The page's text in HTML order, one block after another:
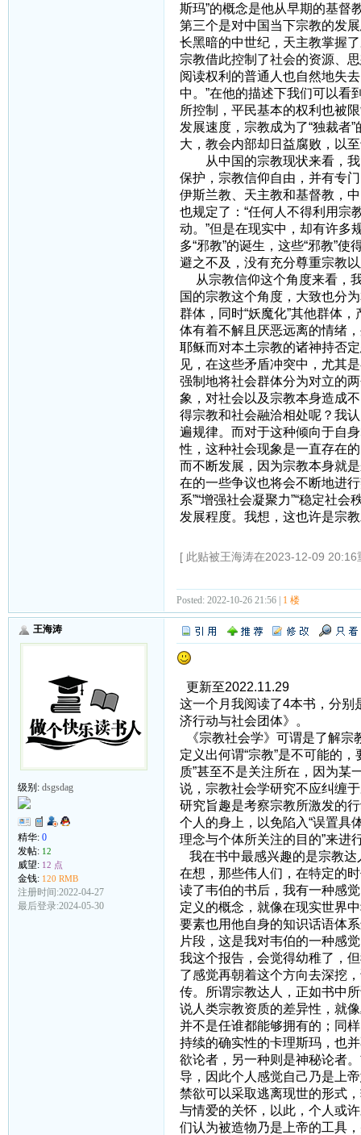
斯玛”的概念是他从早期的基督
第三个是对中国当下宗教的发
长黑暗的中世纪，天主教掌握
宗教借此控制了社会的资源、
阅读权利的普通人也自然地失
中。”在他的描述下我们可以看
所控制，平民基本的权利也被
发展速度，宗教成为了“独裁者
大，教会内部却日益腐败，以
从中国的宗教现状来看，我
保护，宗教信仰自由，并有专
伊斯兰教、天主教和基督教，
也规定了：“任何人不得利用宗
动。”但是在现实中，却有许多
多“邪教”的诞生，这些“邪教”
避之不及，没有充分尊重宗教
从宗教信仰这个角度来看，
国的宗教这个角度，大致也分
群体，同时“妖魔化”其他群体
体有着不解且厌恶远离的情绪
耶稣而对本土宗教的诸神持否
见，在这些矛盾冲突中，尤其
强制地将社会群体分为对立的
象，对社会以及宗教本身造成
得宗教和社会融洽相处呢？我
遍规律。而对于这种倾向于自
性，这种社会现象是一直存在
而不断发展，因为宗教本身就
在的一些争议也将会不断地进
系”“增强社会凝聚力”“稳定社
发展程度。我想，这也许是宗
[ 此贴被王海涛在2023-12-09 20:16
Posted: 2022-10-26 21:56 | 1 楼
王海涛
级别: dsgsdag
精华: 0
发帖: 12
威望: 12 点
金钱: 120 RMB
注册时间:2022-04-27
最后登录:2024-05-30
更新至2022.11.29
这一个月我阅读了4本书，分别
济行动与社会团体》。
《宗教社会学》可谓是了解宗
定义出何谓“宗教”是不可能的
质”甚至不是关注所在，因为某
说，宗教社会学研究不应纠缠
研究旨趣是考察宗教所激发的
个人的身上，以免陷入“误置具
理念与个体所关注的目的”来进
我在书中最感兴趣的是宗教达
在想，那些伟人们，在特定的
读了韦伯的书后，我有一种感
定义的概念，就像在现实世界
要素也用他自身的知识话语体
片段，这是我对韦伯的一种感
我这个报告，会觉得幼稚了，
了感觉再朝着这个方向去深挖
传。所谓宗教达人，正如书中
说人类宗教资质的差异性，就
并不是任谁都能够拥有的；同
持续的确实性的卡理斯玛，也
欲论者，另一种则是神秘论者
导，因此个人感觉自己乃是上
禁欲可以采取逃离现世的形式
与情爱的关怀，以此，个人或
们认为被造物乃是上帝的工具